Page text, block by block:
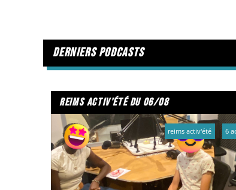
derniers podcasts
reims activ'été du 06/08
reims activ'été 6